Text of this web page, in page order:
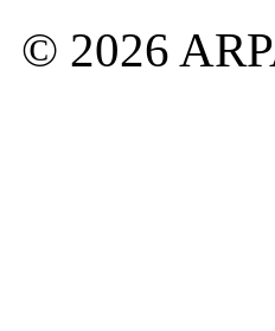
© 2026